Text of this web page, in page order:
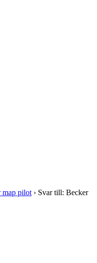
map pilot › Svar till: Becker